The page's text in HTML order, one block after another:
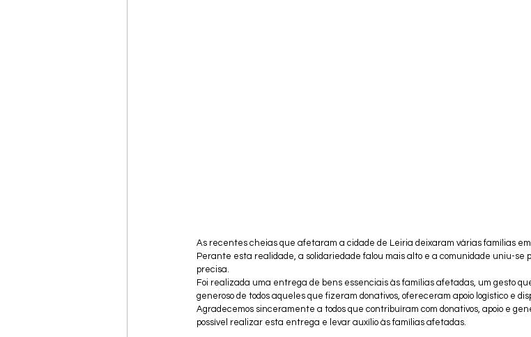
As recentes cheias que afetaram a cidade de Leiria deixaram várias famílias
Perante esta realidade, a solidariedade falou mais alto e a comunidade uniu-se
precisa.
Foi realizada uma entrega de bens essenciais às famílias afetadas, um gesto
generoso de todos aqueles que fizeram donativos, ofereceram apoio logístico e
Agradecemos sinceramente a todos que contribuíram com donativos, apoio e
possível realizar esta entrega e levar auxílio às famílias afetadas.